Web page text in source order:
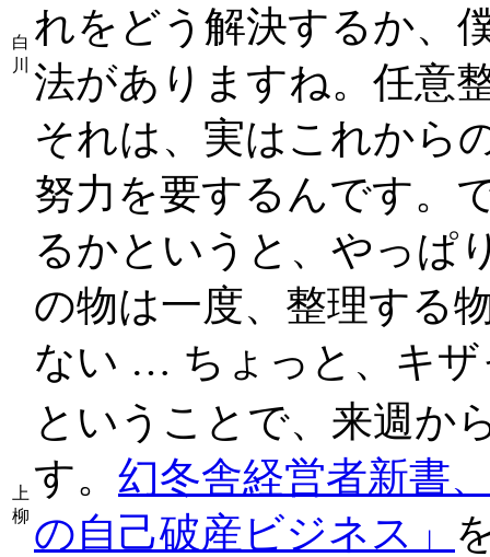
白
川
れをどう解決するか、
法がありますね。任意
それは、実はこれから
努力を要するんです。
るかというと、やっぱ
の物は一度、整理する
ない … ちょっと、キザ
上
柳
ということで、来週か
す。 幻冬舎経営者新書
の自己破産ビジネス」